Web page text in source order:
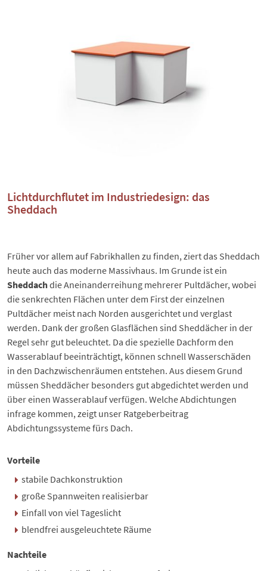
Lichtdurchflutet im Industriedesign: das
Sheddach
Früher vor allem auf Fabrikhallen zu finden, ziert das Sheddach
heute auch das moderne Massivhaus. Im Grunde ist ein
Sheddachdie Aneinanderreihung mehrerer Pultdächer, wobei
die senkrechten Flächen unter dem First der einzelnen
Pultdächer meist nach Norden ausgerichtet und verglast
werden. Dank der großen Glasflächen sind Sheddächer in der
Regel sehr gut beleuchtet. Da die spezielle Dachform den
Wasserablauf beeinträchtigt, können schnell Wasserschäden
in den Dachzwischenräumen entstehen. Aus diesem Grund
müssen Sheddächer besonders gut abgedichtet werden und
über einen Wasserablauf verfügen. Welche Abdichtungen
infrage kommen, zeigt unser Ratgeberbeitrag
Abdichtungssysteme fürs Dach.
Vorteile
stabile Dachkonstruktion
große Spannweiten realisierbar
Einfall von viel Tageslicht
blendfrei ausgeleuchtete Räume
Nachteile